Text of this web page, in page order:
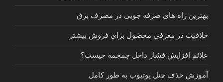
بهترین راه های صرفه جویی در مصرف برق
خلاقیت در معرفی محصول برای فروش بیشتر
علائم افزایش فشار داخل جمجمه چیست؟
آموزش حذف چنل یوتیوب به طور کامل